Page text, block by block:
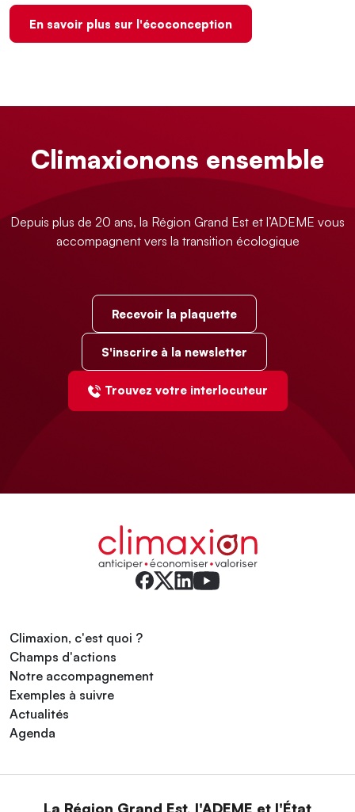
En savoir plus sur l'écoconception
Climaxionons ensemble
Depuis plus de 20 ans, la Région Grand Est et l’ADEME vous
accompagnent vers la transition écologique
Recevoir la plaquette
S'inscrire à la newsletter
Trouvez votre interlocuteur
Climaxion, c'est quoi ?
Champs d'actions
Notre accompagnement
Exemples à suivre
Actualités
Agenda
La Région Grand Est, l'ADEME et l'État